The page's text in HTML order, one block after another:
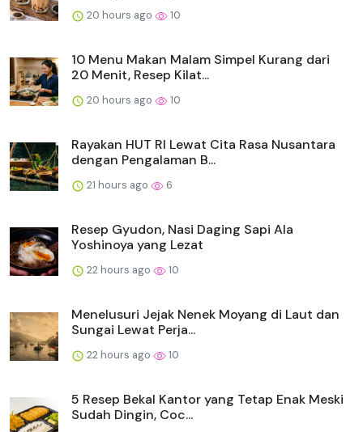
20 hours ago 10
10 Menu Makan Malam Simpel Kurang dari
20 Menit, Resep Kilat...
20 hours ago 10
Rayakan HUT RI Lewat Cita Rasa Nusantara
dengan Pengalaman B...
21 hours ago 6
Resep Gyudon, Nasi Daging Sapi Ala
Yoshinoya yang Lezat
22 hours ago 10
Menelusuri Jejak Nenek Moyang di Laut dan
Sungai Lewat Perja...
22 hours ago 10
5 Resep Bekal Kantor yang Tetap Enak Meski
Sudah Dingin, Coc...